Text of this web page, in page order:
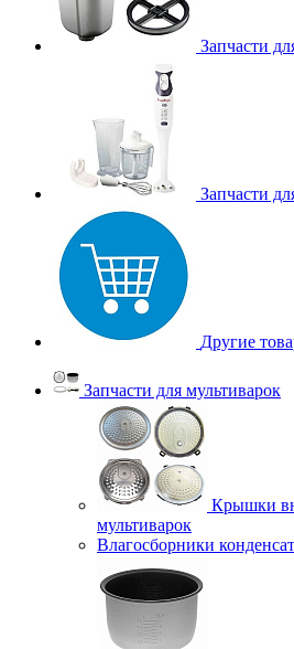
Запчасти
Запчасти
Другие
Запчасти для мультиварок
Крышки
мультиварок
Влагосборники